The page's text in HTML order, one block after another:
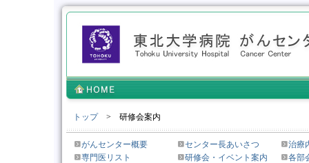
トップ> 研修会案内
がんセンター概要 センター長あいさつ
治療
専門医リスト
研修会・イベント案内
各部